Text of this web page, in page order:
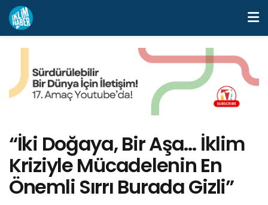
“İki Doğaya, Bir Aşa… İklim
Kriziyle Mücadelenin En
Önemli Sırrı Burada Gizli”